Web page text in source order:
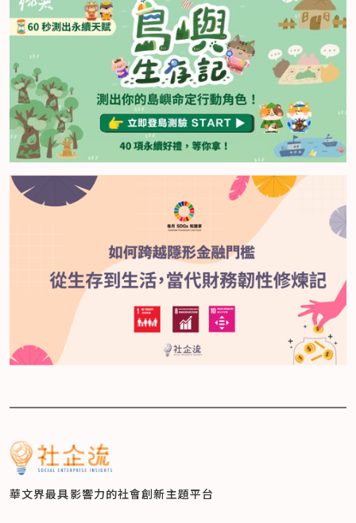
華文界最具影響力的社會創新主題平台